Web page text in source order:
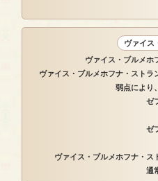
ヴァイス
ヴァイス・ブルメホ
ヴァイス・ブルメホフナ・ストラ
弱点により
ゼ
ゼ
ヴァイス・ブルメホフナ・ス
通